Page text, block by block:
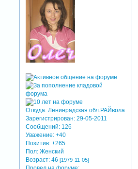
Откуда: Ленинрадская обл.РАЙвола
Зарегистрирован: 29-05-2011
Сообщений: 126
Уважение: +40
Позитив: +265
Пол: Женский
Возраст: 46[1979-11-05]